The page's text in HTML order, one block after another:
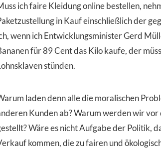
ich faire Kleidung online bestellen,
in Kauf einschließlich der
wenn ich Entwicklungsminister Gerd
für 89 Cent das Kilo kaufe, der
stünden.
laden denn alle die moralischen
Kunden ab? Warum werden wir
Wäre es nicht Aufgabe der Politik,
kommen, die zu fairen und